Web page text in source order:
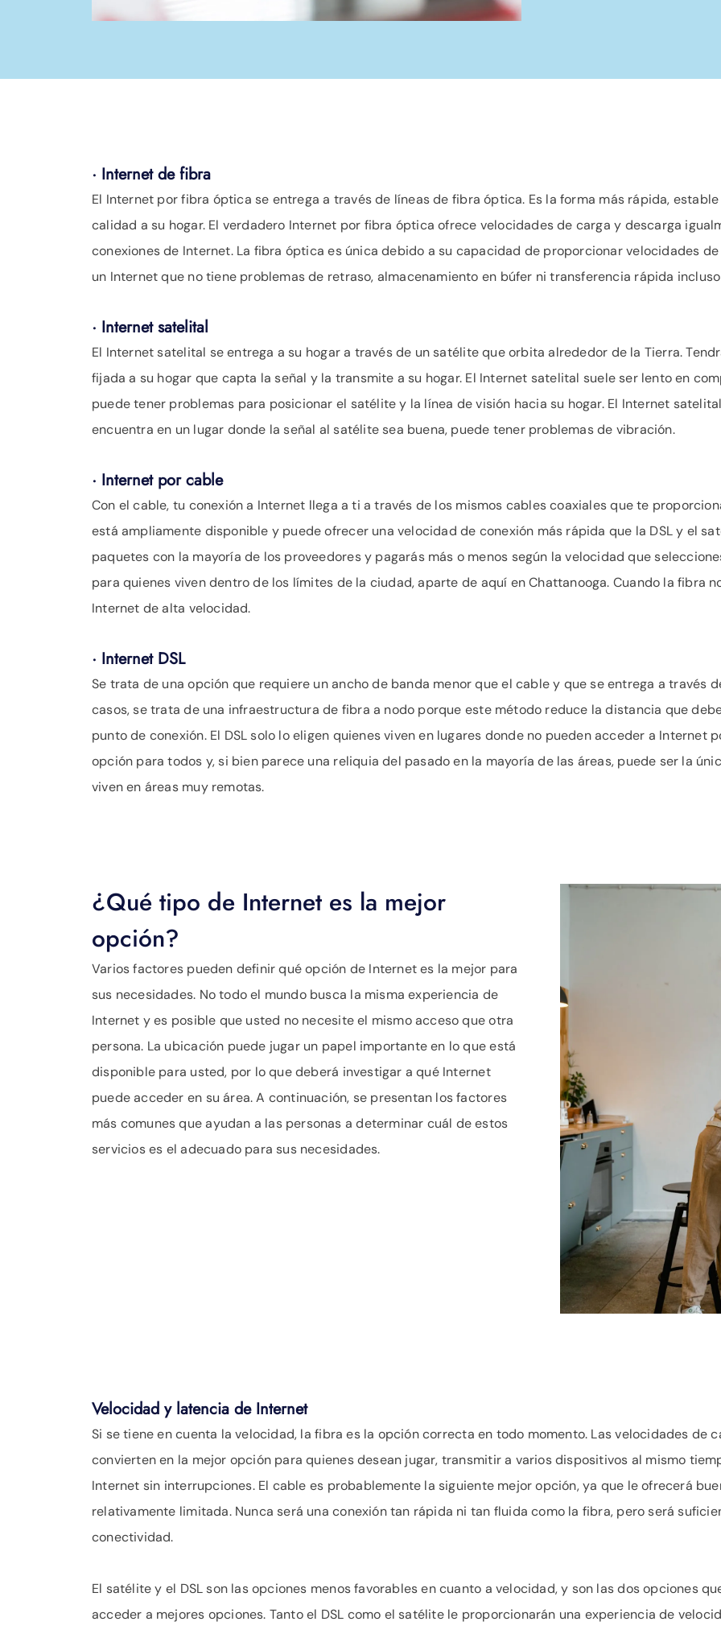
· Internet de fibra
El Internet por fibra óptica se entrega a través de líneas de fibra óptica. Es la forma más rápida,
calidad a su hogar. El verdadero Internet por fibra óptica ofrece velocidades de carga y descarga
conexiones de Internet. La fibra óptica es única debido a su capacidad de proporcionar velocidades
un Internet que no tiene problemas de retraso, almacenamiento en búfer ni transferencia rápida
· Internet satelital
El Internet satelital se entrega a su hogar a través de un satélite que orbita alrededor de la Tierra.
fijada a su hogar que capta la señal y la transmite a su hogar. El Internet satelital suele ser lento en
puede tener problemas para posicionar el satélite y la línea de visión hacia su hogar. El Internet
encuentra en un lugar donde la señal al satélite sea buena, puede tener problemas de vibración.
· Internet por cable
Con el cable, tu conexión a Internet llega a ti a través de los mismos cables coaxiales que te
está ampliamente disponible y puede ofrecer una velocidad de conexión más rápida que la DSL y el
paquetes con la mayoría de los proveedores y pagarás más o menos según la velocidad que
para quienes viven dentro de los límites de la ciudad, aparte de aquí en Chattanooga. Cuando la fibra
Internet de alta velocidad.
· Internet DSL
Se trata de una opción que requiere un ancho de banda menor que el cable y que se entrega a través
casos, se trata de una infraestructura de fibra a nodo porque este método reduce la distancia que
punto de conexión. El DSL solo lo eligen quienes viven en lugares donde no pueden acceder a Internet
opción para todos y, si bien parece una reliquia del pasado en la mayoría de las áreas, puede ser la
viven en áreas muy remotas.
¿Qué tipo de Internet es la mejor
opción?
Varios factores pueden definir qué opción de Internet es la mejor para
sus necesidades. No todo el mundo busca la misma experiencia de
Internet y es posible que usted no necesite el mismo acceso que otra
persona. La ubicación puede jugar un papel importante en lo que está
disponible para usted, por lo que deberá investigar a qué Internet
puede acceder en su área. A continuación, se presentan los factores
más comunes que ayudan a las personas a determinar cuál de estos
servicios es el adecuado para sus necesidades.
Velocidad y latencia de Internet
Si se tiene en cuenta la velocidad, la fibra es la opción correcta en todo momento. Las velocidades de
convierten en la mejor opción para quienes desean jugar, transmitir a varios dispositivos al mismo
Internet sin interrupciones. El cable es probablemente la siguiente mejor opción, ya que le ofrecerá
relativamente limitada. Nunca será una conexión tan rápida ni tan fluida como la fibra, pero será
conectividad.
El satélite y el DSL son las opciones menos favorables en cuanto a velocidad, y son las dos opciones
acceder a mejores opciones. Tanto el DSL como el satélite le proporcionarán una experiencia de